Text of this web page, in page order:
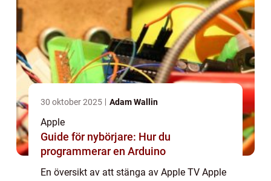
30 oktober 2025 Adam Wallin
Apple
Guide för nybörjare: Hur du
programmerar en Arduino
En översikt av att stänga av Apple TV Apple